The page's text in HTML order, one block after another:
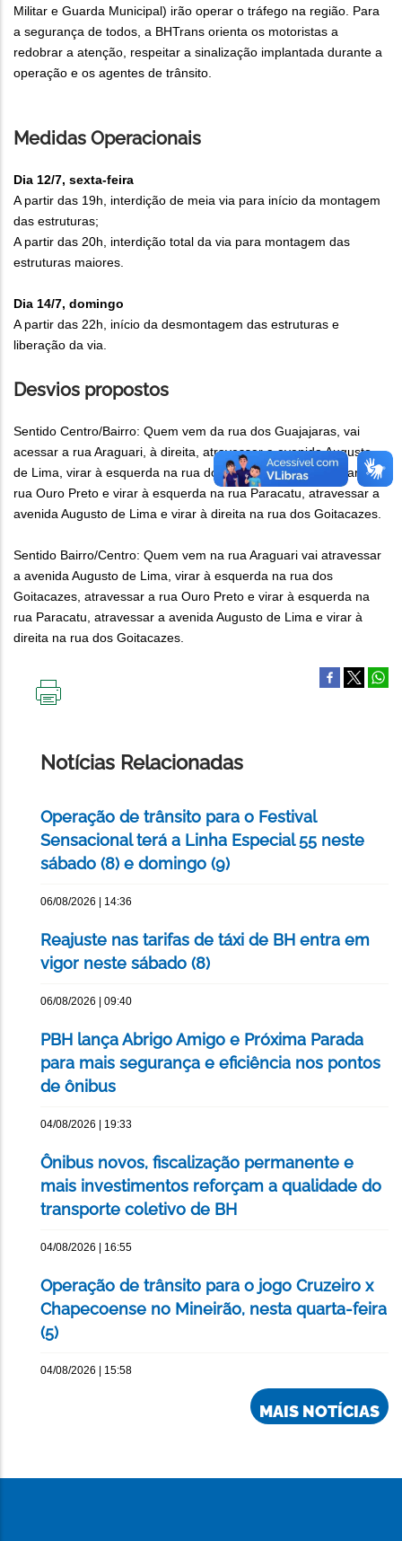
Militar e Guarda Municipal) irão operar o tráfego na região. Para
a segurança de todos, a BHTrans orienta os motoristas a
redobrar a atenção, respeitar a sinalização implantada durante a
operação e os agentes de trânsito.
Medidas Operacionais
Dia 12/7, sexta-feira
A partir das 19h, interdição de meia via para início da montagem
das estruturas;
A partir das 20h, interdição total da via para montagem das
estruturas maiores.
Dia 14/7, domingo
A partir das 22h, início da desmontagem das estruturas e
liberação da via.
Desvios propostos
Sentido Centro/Bairro: Quem vem da rua dos Guajajaras, vai
acessar a rua Araguari, à direita, atravessar a avenida Augusto
de Lima, virar à esquerda na rua dos Goitacazes, atravessar a
rua Ouro Preto e virar à esquerda na rua Paracatu, atravessar a
avenida Augusto de Lima e virar à direita na rua dos Goitacazes.
Sentido Bairro/Centro: Quem vem na rua Araguari vai atravessar
a avenida Augusto de Lima, virar à esquerda na rua dos
Goitacazes, atravessar a rua Ouro Preto e virar à esquerda na
rua Paracatu, atravessar a avenida Augusto de Lima e virar à
direita na rua dos Goitacazes.
Notícias Relacionadas
Operação de trânsito para o Festival
Sensacional terá a Linha Especial 55 neste
sábado (8) e domingo (9)
06/08/2026 | 14:36
Reajuste nas tarifas de táxi de BH entra em
vigor neste sábado (8)
06/08/2026 | 09:40
PBH lança Abrigo Amigo e Próxima Parada
para mais segurança e eficiência nos pontos
de ônibus
04/08/2026 | 19:33
Ônibus novos, fiscalização permanente e
mais investimentos reforçam a qualidade do
transporte coletivo de BH
04/08/2026 | 16:55
Operação de trânsito para o jogo Cruzeiro x
Chapecoense no Mineirão, nesta quarta-feira
(5)
04/08/2026 | 15:58
MAIS NOTÍCIAS